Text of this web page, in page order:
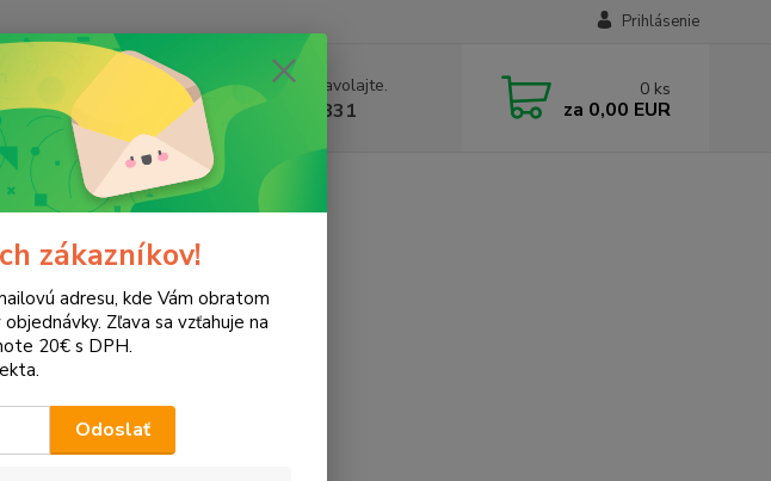
Prihlásenie
Neviete si rady? Zavolajte.
+421 905 615 831
0 ks
za 0,00 EUR
X5250
zákazníkov!
adresu, kde Vám obratom
Zľava sa vzťahuje na
20€ s DPH.
Odoslať